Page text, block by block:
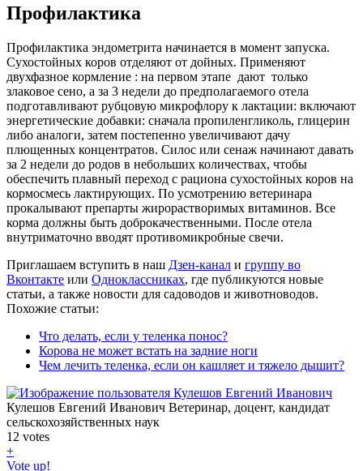
Профилактика
Профилактика эндометрита начинается в момент запуска.
Сухостойных коров отделяют от дойных. Применяют
двухфазное кормление : на первом этапе дают только
злаковое сено, а за 3 недели до предполагаемого отела
подготавливают рубцовую микрофлору к лактации: включают
энергетические добавки: сначала пропиленгликоль, глицерин
либо аналоги, затем постепенно увеличивают дачу
плющенных концентратов. Силос или сенаж начинают давать
за 2 недели до родов в небольших количествах, чтобы
обеспечить плавный переход с рациона сухостойных коров на
кормосмесь лактирующих. По усмотрению ветеринара
прокалывают препарты жирорастворимых витаминов. Все
корма должны быть доброкачественными. После отела
внутриматочно вводят противомикробные свечи.
Приглашаем вступить в наш Дзен-канал и группу во
Вконтакте или Одноклассниках, где публикуются новые
статьи, а также новости для садоводов и животноводов.
Похожие статьи:
Что делать, если у теленка понос?
Корова не может встать на задние ноги
Чем лечить теленка, если он кашляет и тяжело дышит?
Кулешов Евгений Иванович Ветеринар, доцент, кандидат
сельскохозяйственных наук
12 votes
+
Vote up!